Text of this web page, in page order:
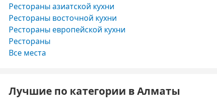
Рестораны азиатской кухни
Рестораны восточной кухни
Рестораны европейской кухни
Рестораны
Все места
Лучшие по категории в Алматы